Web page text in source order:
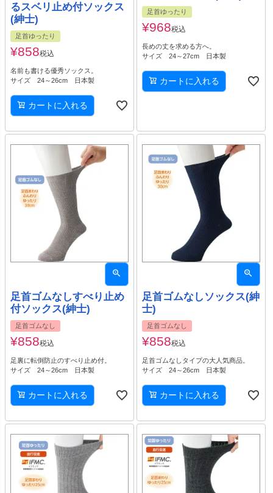
るスベリ止め付ソックス
(紳士)
足首ゆったり
¥858税込
名前も書ける優秀ソックス。
サイズ 24～26cm 日本製
カートに入れる
足首ゆったり
¥968税込
長めの丈を求める方へ。
サイズ 24～27cm 日本製
カートに入れる
足首ゴムなしすべり止め
付ソックス(紳士)
足首ゴムなし
¥858税込
足裏に転倒防止のすべり止め付。
サイズ 24～26cm 日本製
カートに入れる
足首ゴムなしソックス(紳
士)
足首ゴムなし
¥858税込
足首ゴムなしタイプの大人気商品。
サイズ 24～26cm 日本製
カートに入れる